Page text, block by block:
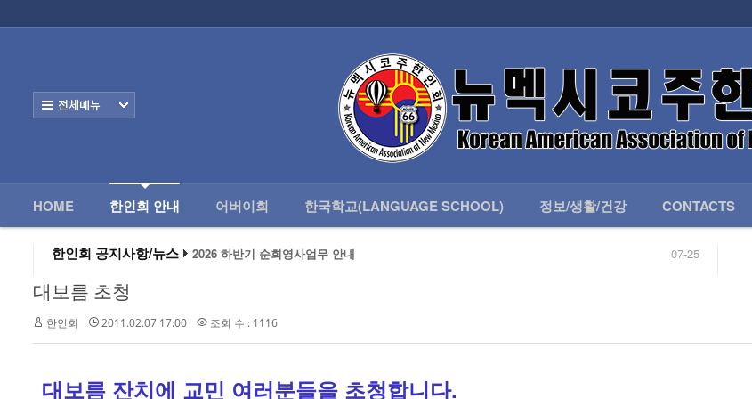
HOME 한인회 안내 어버이회 한국학교(LANGUAGE SCHOOL) 정보/생활/건강 CONTACTS
한인회 공지사항/뉴스 07-25
2026 하반기 순회영사업무 안내
2026년 3월 10일 상반기 순회 영사업무 안내
2026 하반기 순회영사업무 안내
대보름 초청
한인회 2011.02.07 17:00 조회 수 : 1116
대보름 잔치에 교민 여러분들을 초청합니다.
한인회 안내
- 한인회 연혁
- 한인회소식/공지사항
- Event Photos